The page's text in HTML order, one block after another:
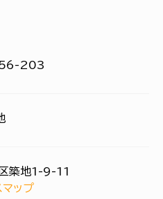
203
築地1-9-11
マップ